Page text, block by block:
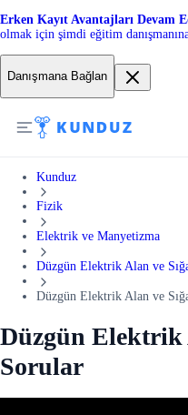
Erken Kayıt Avantajları Devam
olmak için şimdi eğitim
Danışmana Bağlan
Kunduz
Fizik
Elektrik ve Manyetizma
Düzgün Elektrik Alan ve
Düzgün Elektrik Alan ve
Düzgün Elektrik
Sorular